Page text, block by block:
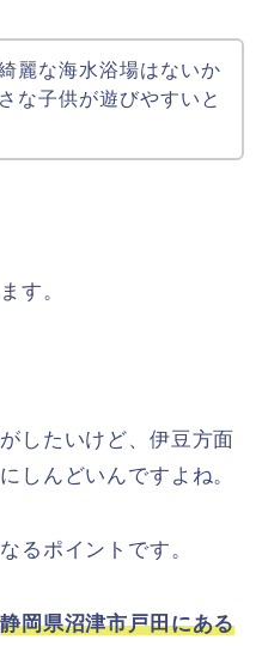
麗な海水浴場はないか
な子供が遊びやすいと
す。
したいけど、伊豆方面
しんどいんですよね。
るポイントです。
静岡県沼津市戸田にある